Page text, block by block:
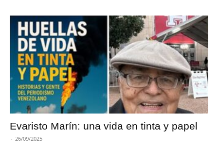
Evaristo Marín: una vida en tinta y papel
- 26/09/2025